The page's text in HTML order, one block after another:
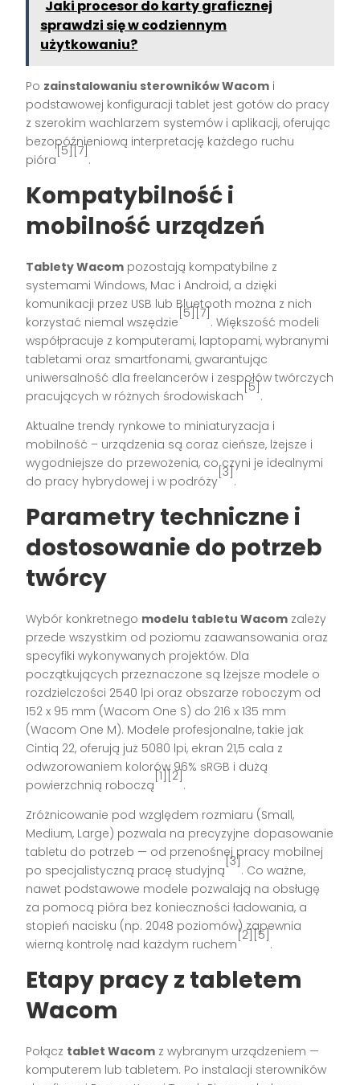
Jaki procesor do karty graficznej
sprawdzi się w codziennym
użytkowaniu?
Po zainstalowaniu sterowników Wacom i
podstawowej konfiguracji tablet jest gotów do pracy
z szerokim wachlarzem systemów i aplikacji, oferując
bezopóźnieniową interpretację każdego ruchu
pióra
[5][7]
.
Kompatybilność i
mobilność urządzeń
Tablety Wacom pozostają kompatybilne z
systemami Windows, Mac i Android, a dzięki
komunikacji przez USB lub Bluetooth można z nich
korzystać niemal wszędzie
[5][7]
. Większość modeli
współpracuje z komputerami, laptopami, wybranymi
tabletami oraz smartfonami, gwarantując
uniwersalność dla freelancerów i zespołów twórczych
pracujących w różnych środowiskach
[5]
.
Aktualne trendy rynkowe to miniaturyzacja i
mobilność – urządzenia są coraz cieńsze, lżejsze i
wygodniejsze do przewożenia, co czyni je idealnymi
do pracy hybrydowej i w podróży
[3]
.
Parametry techniczne i
dostosowanie do potrzeb
twórcy
Wybór konkretnego modelu tabletu Wacom zależy
przede wszystkim od poziomu zaawansowania oraz
specyfiki wykonywanych projektów. Dla
początkujących przeznaczone są lżejsze modele o
rozdzielczości 2540 lpi oraz obszarze roboczym od
152 x 95 mm (Wacom One S) do 216 x 135 mm
(Wacom One M). Modele profesjonalne, takie jak
Cintiq 22, oferują już 5080 lpi, ekran 21,5 cala z
odwzorowaniem kolorów 96% sRGB i dużą
powierzchnią roboczą
[1][2]
.
Zróżnicowanie pod względem rozmiaru (Small,
Medium, Large) pozwala na precyzyjne dopasowanie
tabletu do potrzeb — od przenośnej pracy mobilnej
po specjalistyczną pracę studyjną
[3]
. Co ważne,
nawet podstawowe modele pozwalają na obsługę
za pomocą pióra bez konieczności ładowania, a
stopień nacisku (np. 2048 poziomów) zapewnia
wierną kontrolę nad każdym ruchem
[2][5]
.
Etapy pracy z tabletem
Wacom
Połącz tablet Wacom z wybranym urządzeniem —
komputerem lub tabletem. Po instalacji sterowników